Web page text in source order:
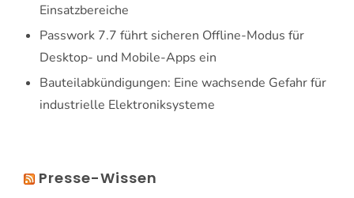
Einsatzbereiche
Passwork 7.7 führt sicheren Offline-Modus für
Desktop- und Mobile-Apps ein
Bauteilabkündigungen: Eine wachsende Gefahr für
industrielle Elektroniksysteme
Presse-Wissen